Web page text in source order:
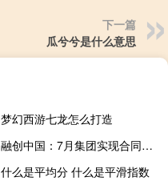
下一篇
瓜兮兮是什么意思
梦幻西游七龙怎么打造
融创中国：7月集团实现合同销售金额约人民币51.2亿元
什么是平均分 什么是平滑指数